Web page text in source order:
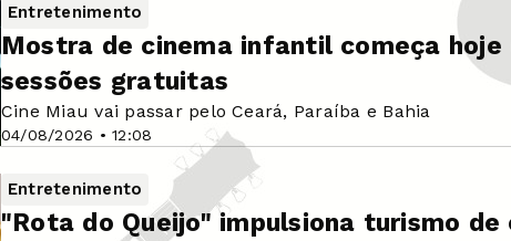
Entretenimento
04/08/2026 • 12:08
Mostra de cinema infantil começa hoje
sessões gratuitas
Cine Miau vai passar pelo Ceará, Paraíba e Bahia
Entretenimento
"Rota do Queijo" impulsiona turismo de